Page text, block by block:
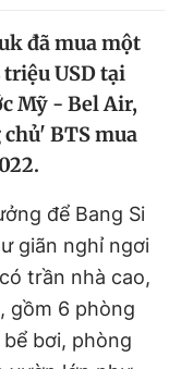
biết
quảng cáo
đã mua một
USD tại
Mỹ - Bel Air,
BTS mua
để Bang Si
giãn nghỉ ngơi
trần nhà cao,
, gồm 6 phòng
bơi, phòng